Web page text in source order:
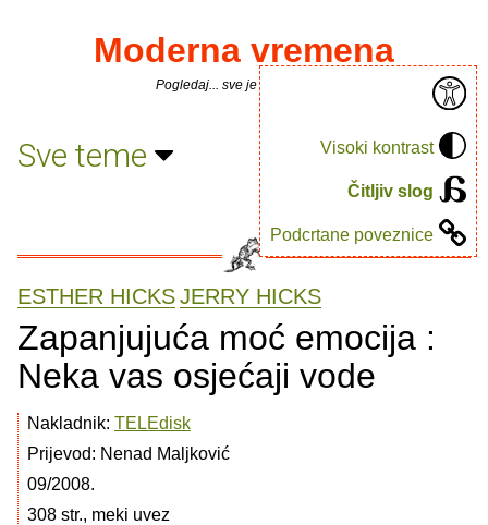
Visoki kontrast
Čitljiv slog
Podcrtane poveznice
Moderna vremena
Pogledaj... sve je puno knjiga.
Sve teme
ESTHER HICKSJERRY HICKS
Zapanjujuća moć emocija :
Neka vas osjećaji vode
Nakladnik: TELEdisk
Prijevod: Nenad Maljković
09/2008.
308 str., meki uvez